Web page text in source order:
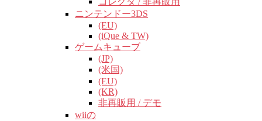
ニンテンドー3DS
(EU)
(iQue & TW)
ゲームキューブ
(JP)
(米国)
(EU)
(KR)
非再販用 / デモ
wiiの